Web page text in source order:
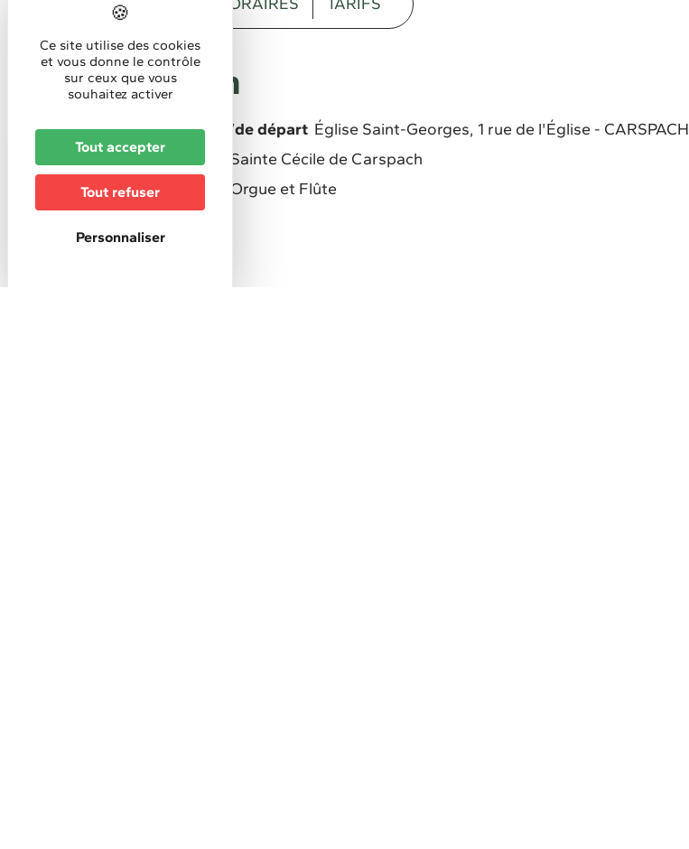
Description
Lieu de la manifestation/de départ Église Saint-Georges, 1 rue de l'Église - CARSPACH
Organisé par la Chorale Sainte Cécile de Carspach
Chants à la Vierge, duo Orgue et Flûte
Ce site utilise des cookies
et vous donne le contrôle
sur ceux que vous
souhaitez activer
Tout accepter
Tout refuser
Personnaliser